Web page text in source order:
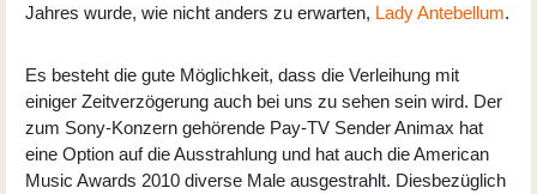
Jahres wurde, wie nicht anders zu erwarten, Lady Antebellum.
Es besteht die gute Möglichkeit, dass die Verleihung mit
einiger Zeitverzögerung auch bei uns zu sehen sein wird. Der
zum Sony-Konzern gehörende Pay-TV Sender Animax hat
eine Option auf die Ausstrahlung und hat auch die American
Music Awards 2010 diverse Male ausgestrahlt. Diesbezüglich